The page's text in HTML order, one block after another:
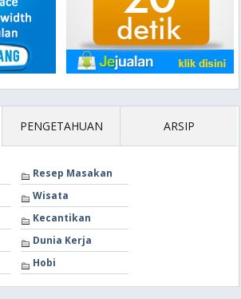
PENGETAHUAN ARSIP
Resep Masakan
Wisata
Kecantikan
Dunia Kerja
Hobi